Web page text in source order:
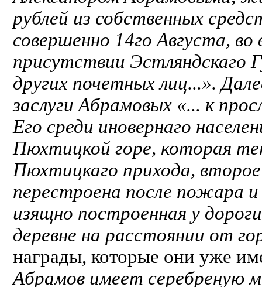
рублей из собственных
совершенно 14го Августа,
присутствии Эстляндскаго
других почетных лиц...».
заслуги Абрамовых «... к
Его среди иновернаго
Пюхтицкой горе, которая
Пюхтицкаго прихода,
перестроена после пожара
изящно построенная у
деревне на расстоянии от
награды, которые они уже
Абрамов имеет серебреную